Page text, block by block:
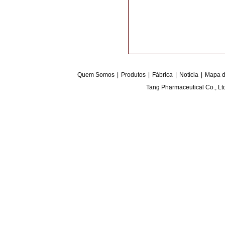
Quem Somos Produtos Fábrica Notícia
Mapa
Tang Pharmaceutical Co.,